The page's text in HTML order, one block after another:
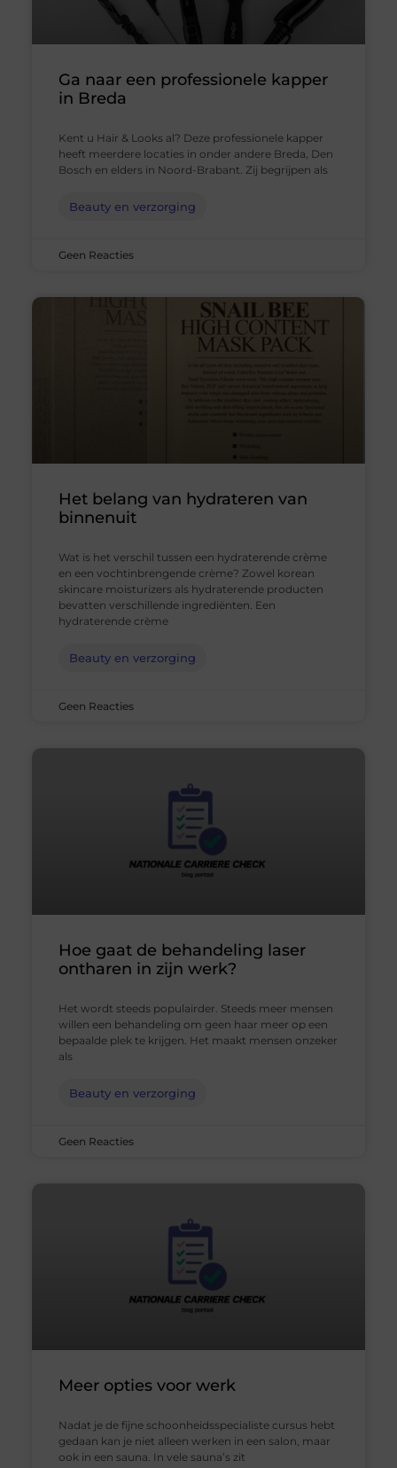
Ga naar een professionele kapper
in Breda
Kent u Hair & Looks al? Deze professionele kapper
heeft meerdere locaties in onder andere Breda, Den
Bosch en elders in Noord-Brabant. Zij begrijpen als
Beauty en verzorging
Geen Reacties
Het belang van hydrateren van
binnenuit
Wat is het verschil tussen een hydraterende crème
en een vochtinbrengende crème? Zowel korean
skincare moisturizers als hydraterende producten
bevatten verschillende ingrediënten. Een
hydraterende crème
Beauty en verzorging
Geen Reacties
Hoe gaat de behandeling laser
ontharen in zijn werk?
Het wordt steeds populairder. Steeds meer mensen
willen een behandeling om geen haar meer op een
bepaalde plek te krijgen. Het maakt mensen onzeker
als
Beauty en verzorging
Geen Reacties
Meer opties voor werk
Nadat je de fijne schoonheidsspecialiste cursus hebt
gedaan kan je niet alleen werken in een salon, maar
ook in een sauna. In vele sauna’s zit